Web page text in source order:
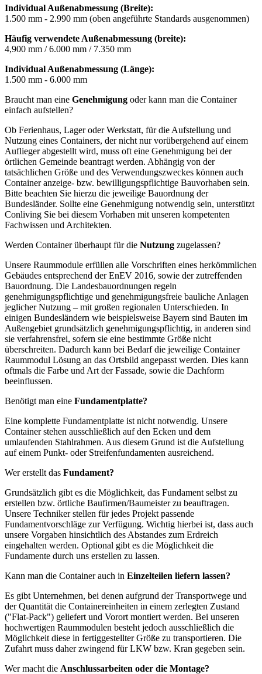
Individual Außenabmessung (Breite):
1.500 mm - 2.990 mm (oben angeführte Standards ausgenommen)
Häufig verwendete Außenabmessung (breite):
4,900 mm / 6.000 mm / 7.350 mm
Individual Außenabmessung (Länge):
1.500 mm - 6.000 mm
Braucht man eine Genehmigung oder kann man die Container
einfach aufstellen?
Ob Ferienhaus, Lager oder Werkstatt, für die Aufstellung und
Nutzung eines Containers, der nicht nur vorübergehend auf einem
Auflieger abgestellt wird, muss oft eine Genehmigung bei der
örtlichen Gemeinde beantragt werden. Abhängig von der
tatsächlichen Größe und des Verwendungszweckes können auch
Container anzeige- bzw. bewilligungspflichtige Bauvorhaben sein.
Bitte beachten Sie hierzu die jeweilige Bauordnung der
Bundesländer. Sollte eine Genehmigung notwendig sein, unterstützt
Conliving Sie bei diesem Vorhaben mit unseren kompetenten
Fachwissen und Architekten.
Werden Container überhaupt für die Nutzung zugelassen?
Unsere Raummodule erfüllen alle Vorschriften eines herkömmlichen
Gebäudes entsprechend der EnEV 2016, sowie der zutreffenden
Bauordnung. Die Landesbauordnungen regeln
genehmigungspflichtige und genehmigungsfreie bauliche Anlagen
jeglicher Nutzung – mit großen regionalen Unterschieden. In
einigen Bundesländern wie beispielsweise Bayern sind Bauten im
Außengebiet grundsätzlich genehmigungspflichtig, in anderen sind
sie verfahrensfrei, sofern sie eine bestimmte Größe nicht
überschreiten. Dadurch kann bei Bedarf die jeweilige Container
Raummodul Lösung an das Ortsbild angepasst werden. Dies kann
oftmals die Farbe und Art der Fassade, sowie die Dachform
beeinflussen.
Benötigt man eine Fundamentplatte?
Eine komplette Fundamentplatte ist nicht notwendig. Unsere
Container stehen ausschließlich auf den Ecken und dem
umlaufenden Stahlrahmen. Aus diesem Grund ist die Aufstellung
auf einem Punkt- oder Streifenfundamenten ausreichend.
Wer erstellt das Fundament?
Grundsätzlich gibt es die Möglichkeit, das Fundament selbst zu
erstellen bzw. örtliche Baufirmen/Baumeister zu beauftragen.
Unsere Techniker stellen für jedes Projekt passende
Fundamentvorschläge zur Verfügung. Wichtig hierbei ist, dass auch
unsere Vorgaben hinsichtlich des Abstandes zum Erdreich
eingehalten werden. Optional gibt es die Möglichkeit die
Fundamente durch uns erstellen zu lassen.
Kann man die Container auch in Einzelteilen liefern lassen?
Es gibt Unternehmen, bei denen aufgrund der Transportwege und
der Quantität die Containereinheiten in einem zerlegten Zustand
("Flat-Pack") geliefert und Vorort montiert werden. Bei unseren
hochwertigen Raummodulen besteht jedoch ausschließlich die
Möglichkeit diese in fertiggestellter Größe zu transportieren. Die
Zufahrt muss daher zwingend für LKW bzw. Kran gegeben sein.
Wer macht die Anschlussarbeiten oder die Montage?